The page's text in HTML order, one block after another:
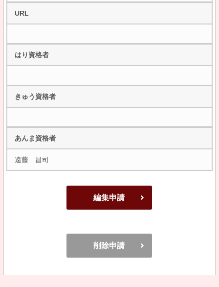
URL
はり資格者
きゅう資格者
あんま資格者
遠藤 昌司
編集申請
削除申請